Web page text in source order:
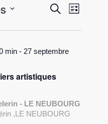
de
Recherche
vues
Liste
min - 27 septembre
artistiques
- LE NEUBOURG
,LE NEUBOURG